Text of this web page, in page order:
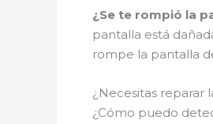
¿Se te rompió la
pantalla está
rompe la pantalla
¿Necesitas reparar
¿Cómo puedo